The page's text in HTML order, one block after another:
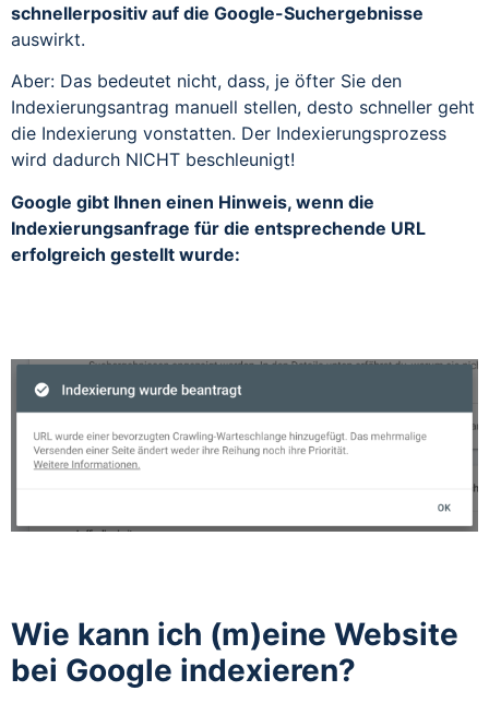
schnellerpositiv auf die Google-Suchergebnisse
auswirkt.
Aber: Das bedeutet nicht, dass, je öfter Sie den
Indexierungsantrag manuell stellen, desto schneller geht
die Indexierung vonstatten. Der Indexierungsprozess
wird dadurch NICHT beschleunigt!
Google gibt Ihnen einen Hinweis, wenn die
Indexierungsanfrage für die entsprechende URL
erfolgreich gestellt wurde:
Wie kann ich (m)eine Website
bei Google indexieren?